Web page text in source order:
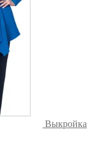
Выкройка